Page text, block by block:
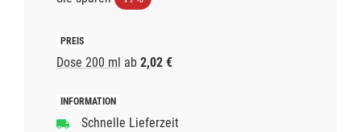
Dose 200 ml ab 2,02 €
Schnelle Lieferzeit